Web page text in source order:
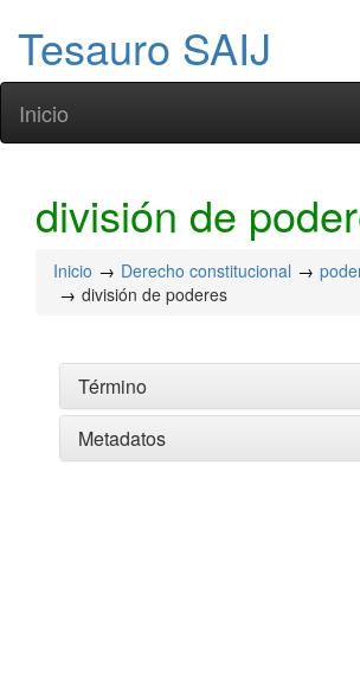
Tesauro SAIJ
Inicio
división de
Inicio Derecho constitucional
división de poderes
Término
Metadatos